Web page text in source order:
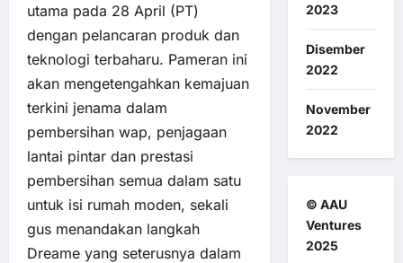
utama pada 28 April (PT)
dengan pelancaran produk dan
teknologi terbaharu. Pameran ini
akan mengetengahkan kemajuan
terkini jenama dalam
pembersihan wap, penjagaan
lantai pintar dan prestasi
pembersihan semua dalam satu
untuk isi rumah moden, sekali
gus menandakan langkah
Dreame yang seterusnya dalam
2023
Disember
2022
November
2022
© AAU
Ventures
2025